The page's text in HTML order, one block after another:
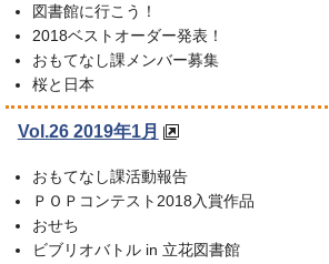
図書館に行こう！
2018ベストオーダー発表！
おもてなし課メンバー募集
桜と日本
Vol.26 2019年1月
おもてなし課活動報告
ＰＯＰコンテスト2018入賞作品
おせち
ビブリオバトル in 立花図書館